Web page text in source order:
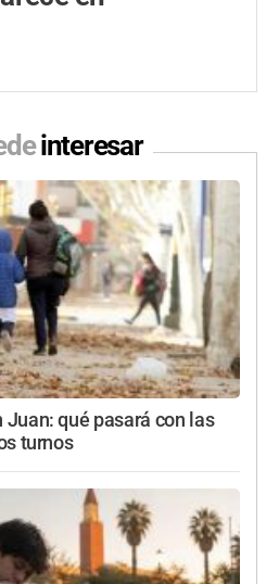
interesar
Juan: qué pasará con las
turnos